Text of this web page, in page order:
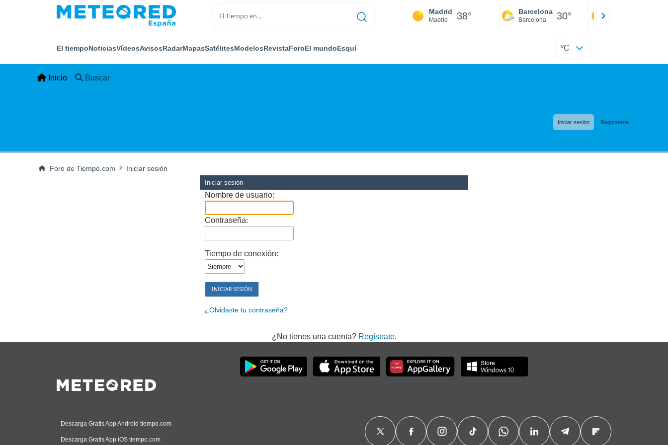
Madrid
Madrid 38° Barcelona
Barcelona 30°
El tiempoNoticiasVídeosAvisosRadarMapasSatélitesModelosRevistaForoEl mundoEsquí ºC
Inicio Buscar
Iniciar sesión Registrarse
Foro de Tiempo.com Iniciar sesión
Iniciar sesión
Nombre de usuario:
Contraseña:
Tiempo de conexión:
¿Olvidaste tu contraseña?
¿No tienes una cuenta? Regístrate.
Descarga Gratis App Android tiempo.com
Descarga Gratis App iOS tiempo.com